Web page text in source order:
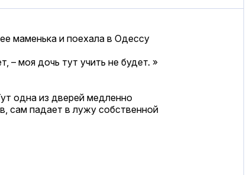
маменька и поехала в Одессу
– моя дочь тут учить не будет. »
одна из дверей медленно
сам падает в лужу собственной